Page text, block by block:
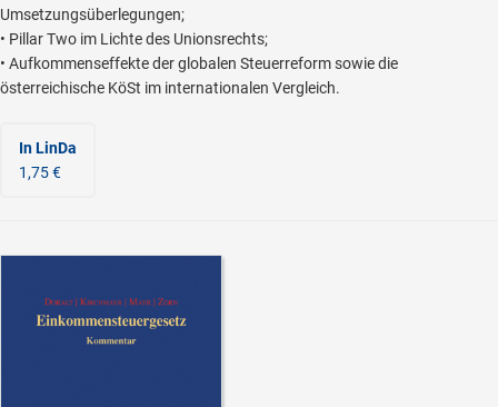
Umsetzungsüberlegungen;
• Pillar Two im Lichte des Unionsrechts;
• Aufkommenseffekte der globalen Steuerreform sowie die
österreichische KöSt im internationalen Vergleich.
In LinDa
1,75 €